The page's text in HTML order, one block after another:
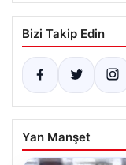
Bizi Takip Edin
Yan Manşet